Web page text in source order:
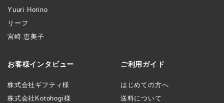
Yuuri Horino
リーフ
宮崎 恵美子
お客様インタビュー
株式会社ギフティ様
株式会社Kotohogi様
ご利用ガイド
はじめての方へ
送料について